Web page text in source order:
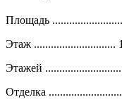
Площадь
Этаж .............................
Этажей
Отделка